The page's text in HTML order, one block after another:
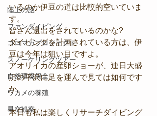
陸上の話
ファンダイビング
コロマガプロジェクト
スノーケリングツアー
自然環境保全
ワカメの養殖
星空観察
いるのか伊豆の道は比較的空いていま
す。
皆さん遠出をされているのかな?
ダイビングを計画されている方は、伊
豆は今年は狙い目ですよ。
アオリイカの産卵ショーが、連日大盛
況の平沢に足を運んで見ては如何です
か。
本日も私は楽しくリサーチダイビング